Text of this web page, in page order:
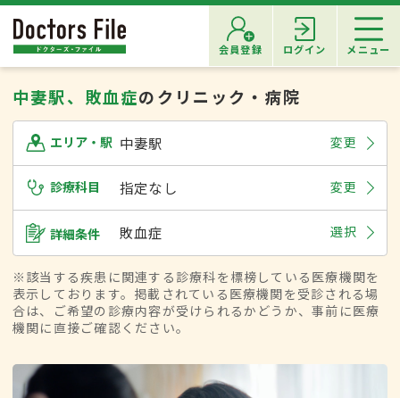
会員登録 ログイン メニュー
中妻駅、敗血症のクリニック・病院
エリア・駅 中妻駅 変更
診療科目 指定なし 変更
詳細条件 敗血症 選択
※該当する疾患に関連する診療科を標榜している医療機関を
表示しております。掲載されている医療機関を受診される場
合は、ご希望の診療内容が受けられるかどうか、事前に医療
機関に直接ご確認ください。